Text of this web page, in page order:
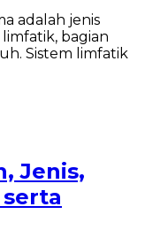
adalah jenis
bagian
Sistem limfatik
Jenis,